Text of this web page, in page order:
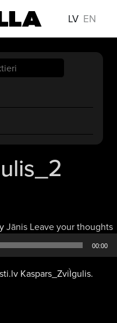
LV EN
Jānis Leave your thoughts
00:00
Kaspars_ZviÌgulis.